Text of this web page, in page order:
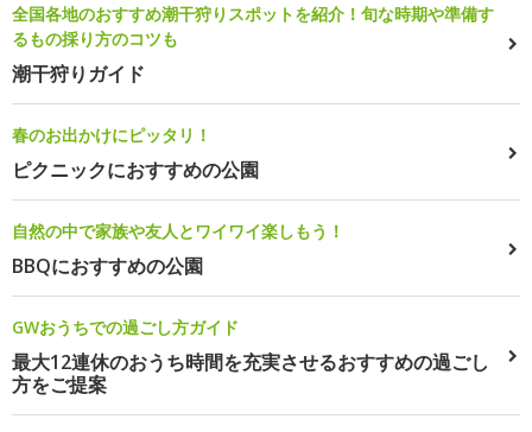
全国各地のおすすめ潮干狩りスポットを紹介！旬な時期や準備す
るもの採り方のコツも
潮干狩りガイド
春のお出かけにピッタリ！
ピクニックにおすすめの公園
自然の中で家族や友人とワイワイ楽しもう！
BBQにおすすめの公園
GWおうちでの過ごし方ガイド
最大12連休のおうち時間を充実させるおすすめの過ごし
方をご提案